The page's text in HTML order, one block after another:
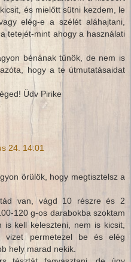
és mielőtt sütni kezdem, le
elég-e a szélét aláhajtani,
tetejét-mint ahogy a használati
bénának tűnök, de nem is
hogy a te útmutatásaidat
Üdv Pirike
24. 14:01
örülök, hogy megtisztelsz a
van, vágd 10 részre és 2
120 g-os darabokba szoktam
kell keleszteni, nem is kicsit,
vizet permetezel be és elég
hely marad nekik.